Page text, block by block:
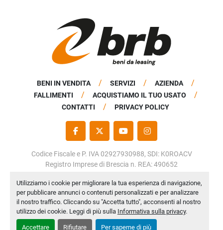
Utilizziamo i cookie per migliorare la tua esperienza di navigazione,
per pubblicare annunci o contenuti personalizzati e per analizzare
il nostro traffico. Cliccando su "Accetta tutto", acconsenti al nostro
utilizzo dei cookie. Leggi di più sulla Informativa sulla privacy.
Accettare Rifiutare Per saperne di più
BENI IN VENDITA SERVIZI
AZIENDA
FALLIMENTI
ACQUISTIAMO IL TUO USATO
CONTATTI
PRIVACY POLICY
FACEBOOKTWITTERYOUTUBEINSTAGRAM
Codice Fiscale e P. IVA 02927930988, SDI: K0ROACV
Registro Imprese di Brescia n. REA: 490652
Personalizza le preferenze sui Cookies
Machinio Systemsito web diMachinio